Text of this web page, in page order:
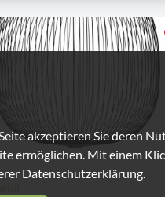
akzeptieren Sie deren
ermöglichen. Mit einem
Datenschutzerklärung.